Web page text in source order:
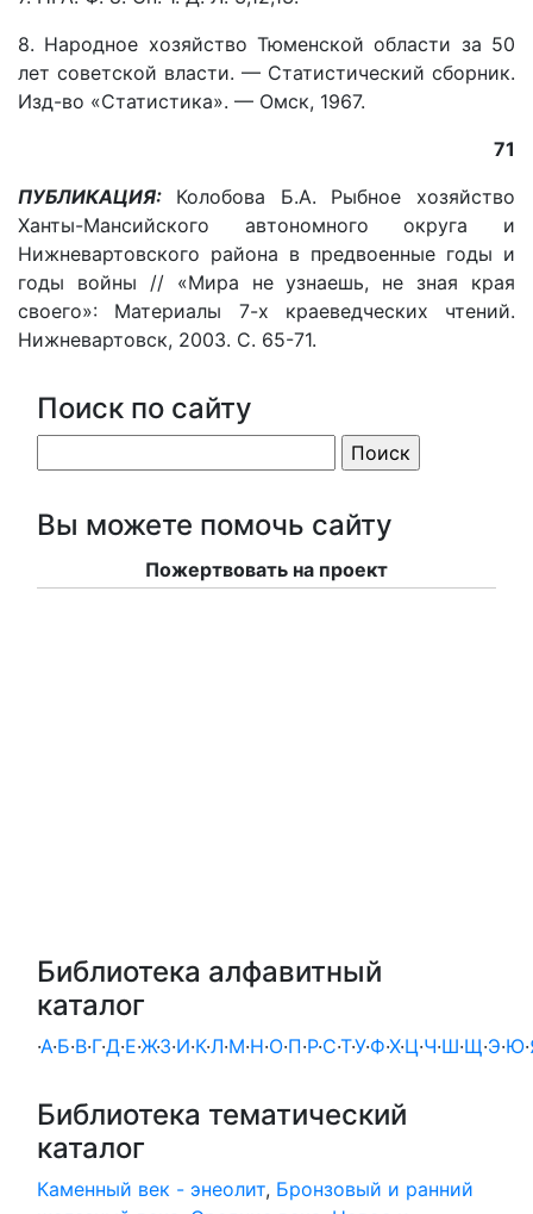
8. Народное хозяйство Тюменской области за 50
лет советской власти. — Статистический сборник.
Изд-во «Статистика». — Омск, 1967.
71
ПУБЛИКАЦИЯ: Колобова Б.А. Рыбное хозяйство
Ханты-Мансийского автономного округа и
Нижневартовского района в предвоенные годы и
годы войны // «Мира не узнаешь, не зная края
своего»: Материалы 7-х краеведческих чтений.
Нижневартовск, 2003. С. 65-71.
Поиск по сайту
Вы можете помочь сайту
Пожертвовать на проект
Библиотека алфавитный
каталог
·А·Б·В·Г·Д·Е·Ж·З·И·К·Л·М·Н·О·П·Р·С·Т·У·Ф·Х·Ц·Ч·Ш·Щ·Э·Ю·
Библиотека тематический
каталог
Каменный век - энеолит, Бронзовый и ранний